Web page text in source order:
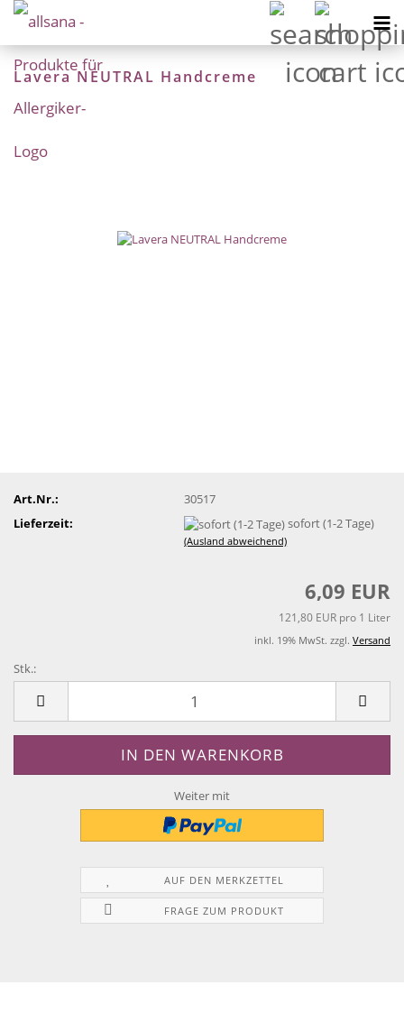
Lavera NEUTRAL Handcreme
Art.Nr.:
30517
Lieferzeit:
sofort (1-2 Tage)
(Ausland abweichend)
6,09 EUR
121,80 EUR pro 1 Liter
inkl. 19% MwSt. zzgl. Versand
Stk.:
Weiter mit
AUF DEN MERKZETTEL
FRAGE ZUM PRODUKT